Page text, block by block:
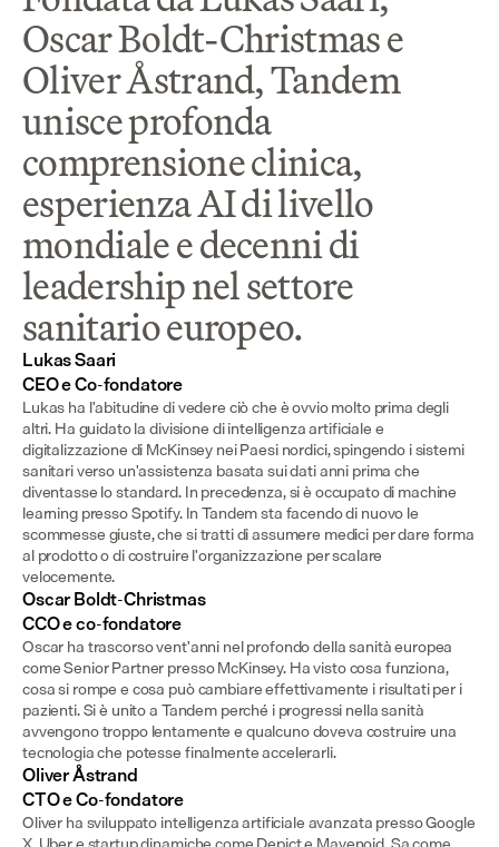
Oscar Boldt-Christmas e
Oliver Åstrand, Tandem
unisce profonda
comprensione clinica,
esperienza AI di livello
mondiale e decenni di
leadership nel settore
sanitario europeo.
Lukas Saari
CEO e Co-fondatore
Lukas ha l'abitudine di vedere ciò che è ovvio molto prima degli
altri. Ha guidato la divisione di intelligenza artificiale e
digitalizzazione di McKinsey nei Paesi nordici, spingendo i sistemi
sanitari verso un'assistenza basata sui dati anni prima che
diventasse lo standard. In precedenza, si è occupato di machine
learning presso Spotify. In Tandem sta facendo di nuovo le
scommesse giuste, che si tratti di assumere medici per dare forma
al prodotto o di costruire l'organizzazione per scalare
velocemente.
Oscar Boldt-Christmas
CCO e co-fondatore
Oscar ha trascorso vent'anni nel profondo della sanità europea
come Senior Partner presso McKinsey. Ha visto cosa funziona,
cosa si rompe e cosa può cambiare effettivamente i risultati per i
pazienti. Si è unito a Tandem perché i progressi nella sanità
avvengono troppo lentamente e qualcuno doveva costruire una
tecnologia che potesse finalmente accelerarli.
Oliver Åstrand
CTO e Co-fondatore
Oliver ha sviluppato intelligenza artificiale avanzata presso Google